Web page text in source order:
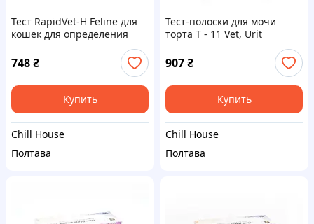
Тест RapidVet-H Feline для
кошек для определения
748₴
Купить
Chill House
Полтава
Тест-полоски для мочи
торта T - 11 Vet, Urit
907₴
Купить
Chill House
Полтава